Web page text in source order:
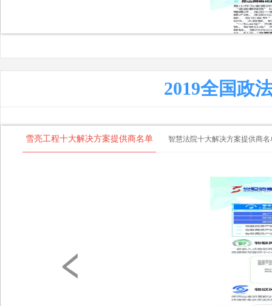
辽宁省大连市委丁震宇：围绕创
新社会治理推动政法信息化建设
高新兴科技集团扈洪升：智慧执
2019全国政
雪亮工程十大解决方案提供商名单 智慧法院十大解决方案提供商名